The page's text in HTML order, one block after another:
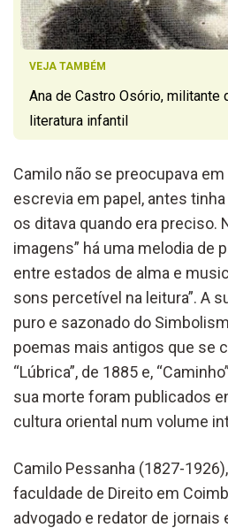
VEJA TAMBÉM
Ana de Castro Osório, militante
literatura infantil
Camilo não se preocupava em
escrevia em papel, antes
os ditava quando era preciso.
imagens” há uma melodia de
entre estados de alma e
sons percetível na leitura”. A
puro e sazonado do
poemas mais antigos que se
“Lúbrica”, de 1885 e,
sua morte foram publicados
cultura oriental num volume
Camilo Pessanha (1827-
faculdade de Direito em
advogado e redator de jornais